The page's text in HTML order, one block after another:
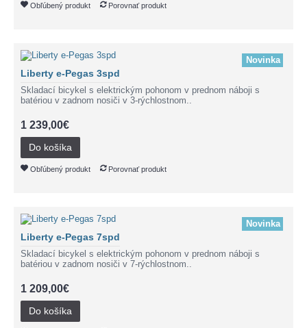
Obľúbený produkt Porovnať produkt
Novinka
Liberty e-Pegas 3spd
Skladací bicykel s elektrickým pohonom v prednom náboji s
batériou v zadnom nosiči v 3-rýchlostnom..
1 239,00€
Do košíka
Obľúbený produkt Porovnať produkt
Novinka
Liberty e-Pegas 7spd
Skladací bicykel s elektrickým pohonom v prednom náboji s
batériou v zadnom nosiči v 7-rýchlostnom..
1 209,00€
Do košíka